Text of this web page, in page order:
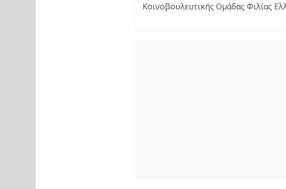
Κοινοβουλευτικής Ομάδας Φιλίας